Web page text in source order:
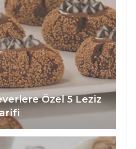
Özel 5 Leziz